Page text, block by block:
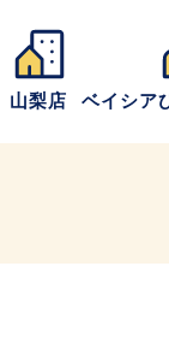
山梨店 ベイシア